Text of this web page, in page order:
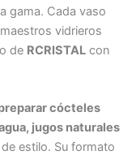
gama. Cada vaso
vidrieros
de RCRISTAL con
cócteles
jugos naturales
estilo. Su formato